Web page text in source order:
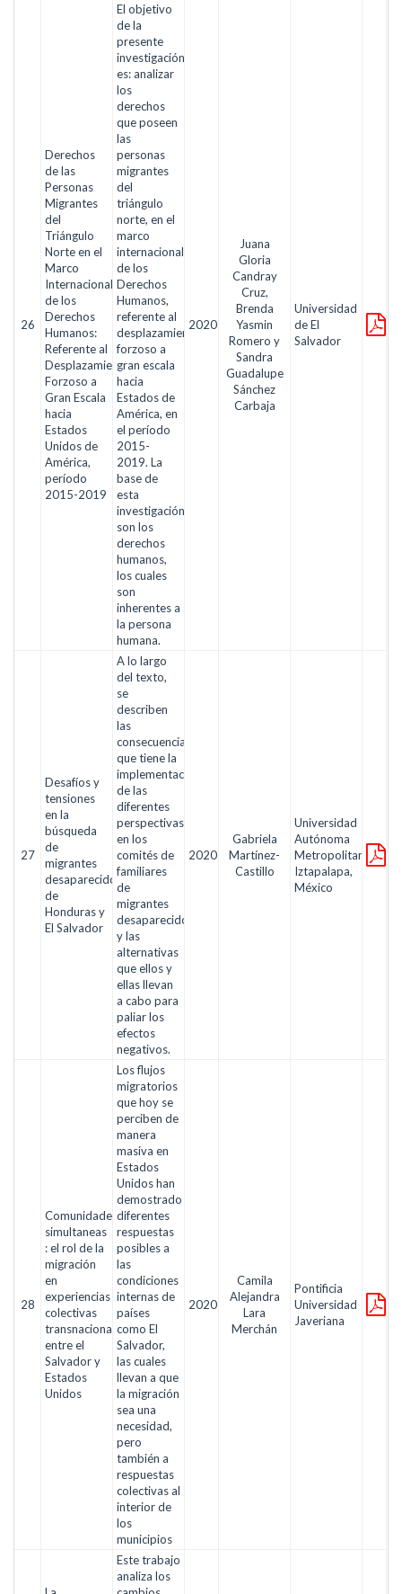
26
Derechos
de las
Personas
Migrantes
del
Triángulo
Norte en el
Marco
Internacional
de los
Derechos
Humanos:
Referente al
Desplazamiento
Forzoso a
Gran Escala
hacia
Estados
Unidos de
América,
período
2015-2019
El objetivo
de la
presente
investigación
es: analizar
los
derechos
que poseen
las
personas
migrantes
del
triángulo
norte, en el
marco
internacional
de los
Derechos
Humanos,
referente al
desplazamiento
forzoso a
gran escala
hacia
Estados de
América, en
el período
2015-
2019. La
base de
esta
investigación
son los
derechos
humanos,
los cuales
son
inherentes a
la persona
humana.
2020
Juana
Gloria
Candray
Cruz,
Brenda
Yasmin
Romero y
Sandra
Guadalupe
Sánchez
Carbaja
Universidad
de El
Salvador
27
Desafíos y
tensiones
en la
búsqueda
de
migrantes
desaparecidos
de
Honduras y
El Salvador
A lo largo
del texto,
se
describen
las
consecuencias
que tiene la
implementación
de las
diferentes
perspectivas
en los
comités de
familiares
de
migrantes
desaparecidos,
y las
alternativas
que ellos y
ellas llevan
a cabo para
paliar los
efectos
negativos.
2020
Gabriela
Martínez-
Castillo
Universidad
Autónoma
Metropolitana-
Iztapalapa,
México
28
Comunidades
simultaneas
: el rol de la
migración
en
experiencias
colectivas
transnacionales
entre el
Salvador y
Estados
Unidos
Los flujos
migratorios
que hoy se
perciben de
manera
masiva en
Estados
Unidos han
demostrado
diferentes
respuestas
posibles a
las
condiciones
internas de
países
como El
Salvador,
las cuales
llevan a que
la migración
sea una
necesidad,
pero
también a
respuestas
colectivas al
interior de
los
municipios
2020
Camila
Alejandra
Lara
Merchán
Pontificia
Universidad
Javeriana
Este trabajo
analiza los